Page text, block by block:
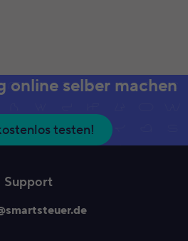
online selber machen
testen!
Support